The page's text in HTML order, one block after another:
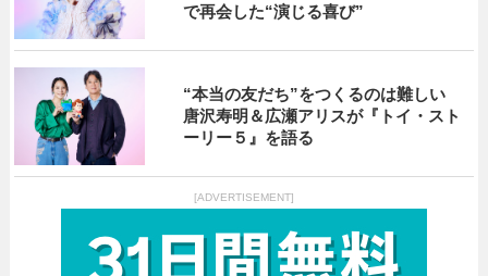
で再会した“演じる喜び”
“本当の友だち”をつくるのは難しい
唐沢寿明＆広瀬アリスが『トイ・スト
ーリー５』を語る
[ADVERTISEMENT]